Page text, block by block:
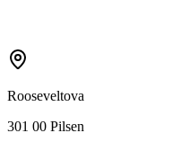
Rooseveltova
301 00 Pilsen